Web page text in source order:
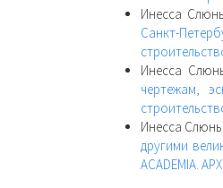
Инесса
Санкт-
Инесса
чертежам,
Инесса
другими
ACADEMIA.